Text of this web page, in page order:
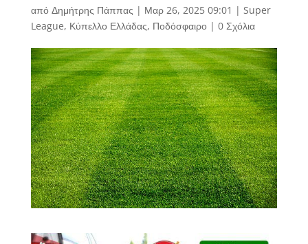
από Δημήτρης Πάππας | Μαρ 26, 2025 09:01 | Super
League, Κύπελλο Ελλάδας, Ποδόσφαιρο| 0 Σχόλια